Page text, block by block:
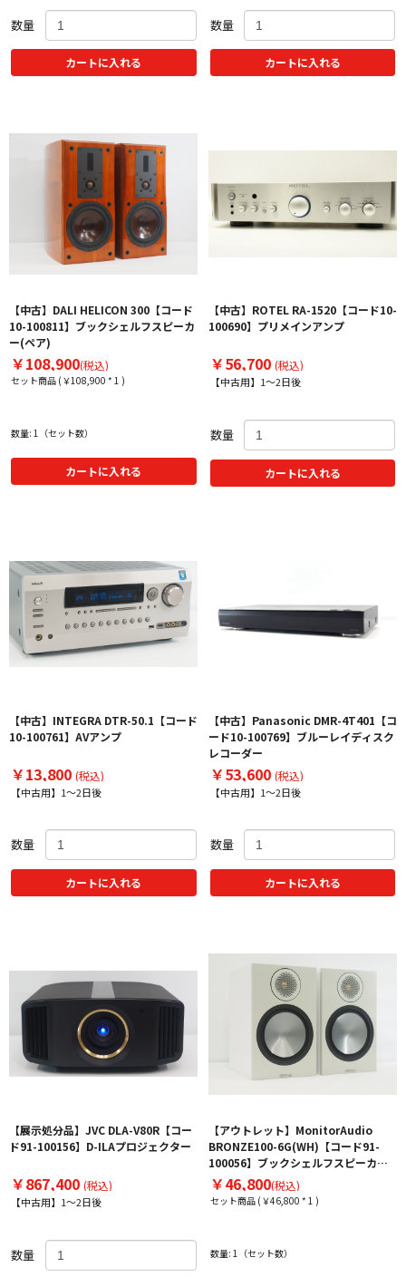
数量
カートに入れる
数量
カートに入れる
【中古】DALI HELICON 300【コード
10-100811】ブックシェルフスピーカ
ー(ペア)
￥108,900(税込)
セット商品 (￥108,900 * 1 )
数量: 1（セット数）
カートに入れる
【中古】ROTEL RA-1520【コード10-
100690】プリメインアンプ
￥56,700 (税込)
【中古用】1～2日後
数量
カートに入れる
【中古】INTEGRA DTR-50.1【コード
10-100761】AVアンプ
￥13,800 (税込)
【中古用】1～2日後
数量
カートに入れる
【中古】Panasonic DMR-4T401【コ
ード10-100769】ブルーレイディスク
レコーダー
￥53,600 (税込)
【中古用】1～2日後
数量
カートに入れる
【展示処分品】JVC DLA-V80R【コー
ド91-100156】D-ILAプロジェクター
￥867,400 (税込)
【中古用】1～2日後
数量
【アウトレット】MonitorAudio
BRONZE100-6G(WH)【コード91-
100056】ブックシェルフスピーカー
（ペア）
￥46,800(税込)
セット商品 (￥46,800 * 1 )
数量: 1（セット数）